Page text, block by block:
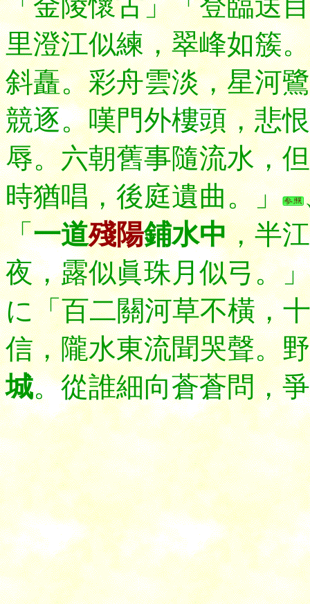
里澄江似練，翠峰如簇。
斜矗。彩舟雲淡，星河
競逐。嘆門外樓頭，悲
辱。六朝舊事隨流水，
時猶唱，後庭遺曲。」
「一道殘陽鋪水中，半
夜，露似眞珠月似弓。」
に「百二關河草不橫，
信，隴水東流聞哭聲。
城。從誰細向蒼蒼問，